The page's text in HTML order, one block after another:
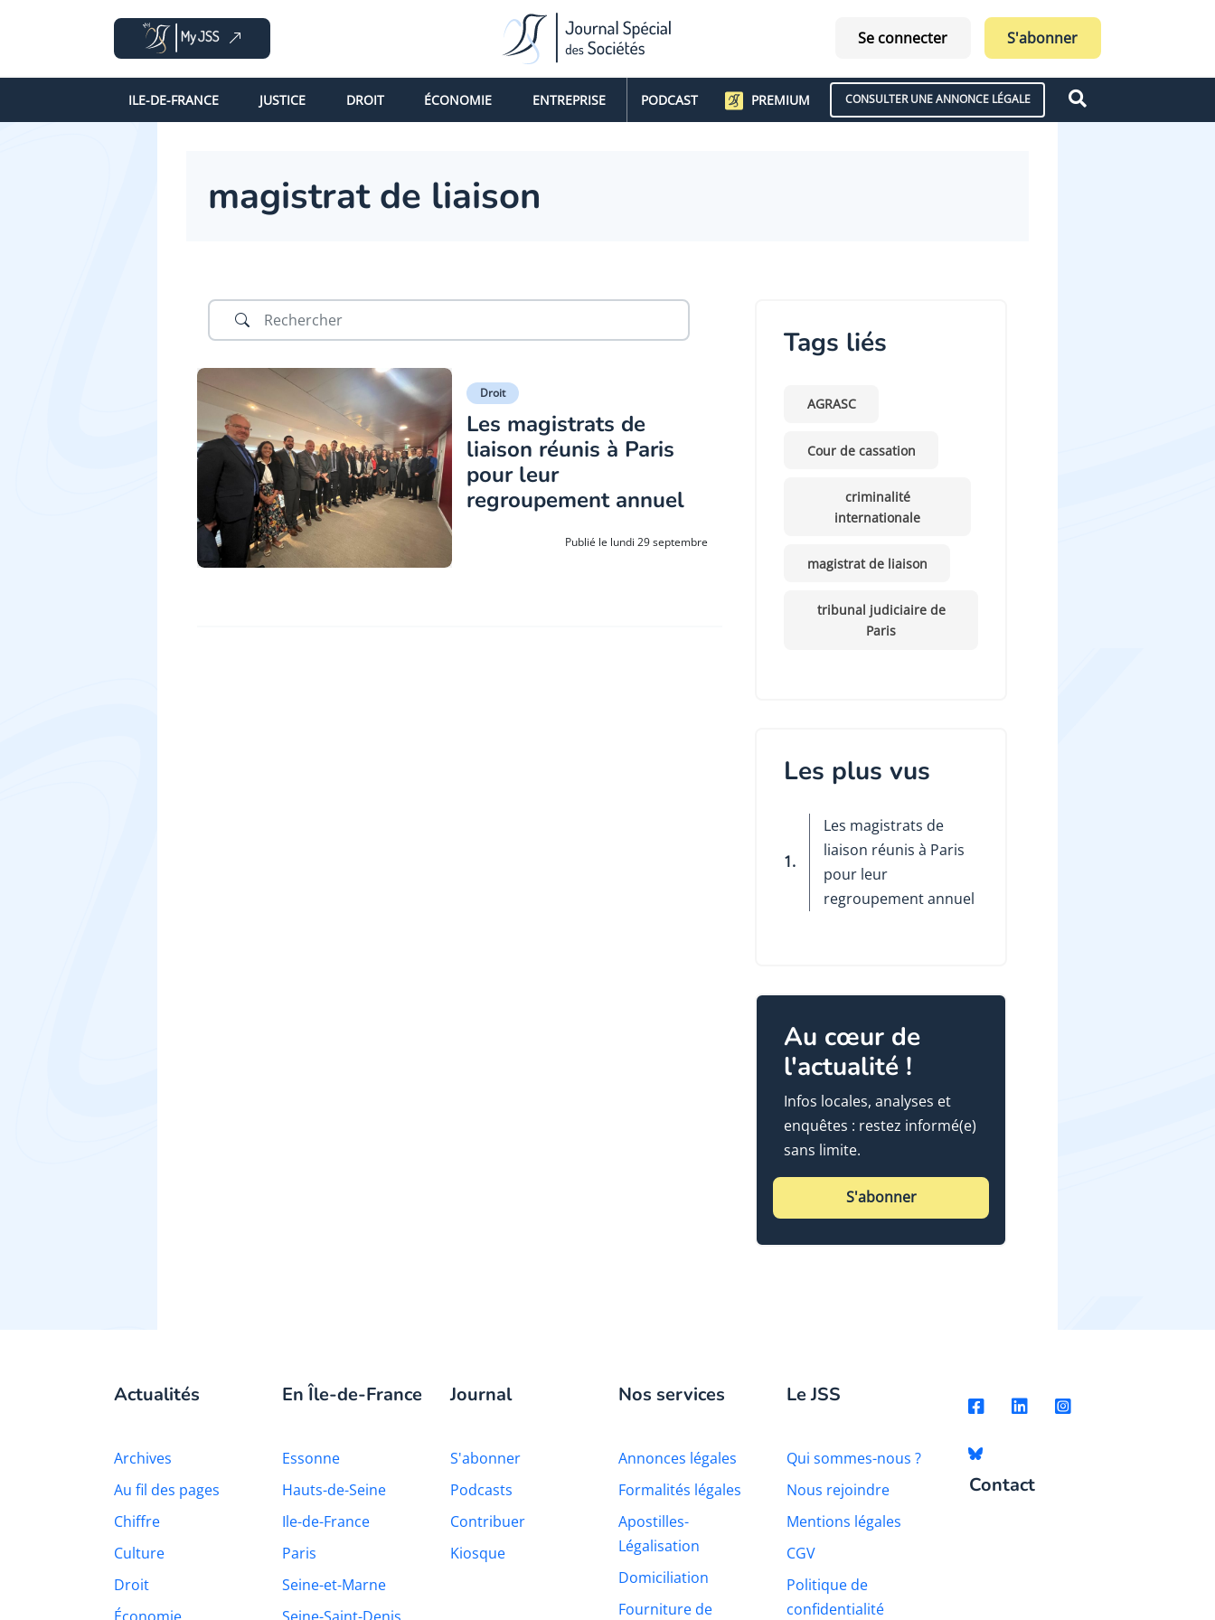
Se connecter S'abonner
ILE-DE-FRANCE JUSTICE DROIT ÉCONOMIE ENTREPRISE PODCAST PREMIUM CONSULTER UNE ANNONCE LÉGALE
magistrat de liaison
Droit
Les magistrats de
liaison réunis à Paris
pour leur
regroupement annuel
Publié le lundi 29 septembre
Tags liés
AGRASC
Cour de cassation
criminalité
internationale
magistrat de liaison
tribunal judiciaire de
Paris
Les plus vus
1.
Les magistrats de
liaison réunis à Paris
pour leur
regroupement annuel
Au cœur de
l'actualité !
Infos locales, analyses et
enquêtes : restez informé(e)
sans limite.
S'abonner
Actualités
Archives
Au fil des pages
Chiffre
Culture
Droit
En Île-de-France
Essonne
Hauts-de-Seine
Ile-de-France
Paris
Seine-et-Marne
Journal
S'abonner
Podcasts
Contribuer
Kiosque
Nos services
Annonces légales
Formalités légales
Apostilles-
Légalisation
Domiciliation
Fourniture de
Le JSS
Qui sommes-nous ?
Nous rejoindre
Mentions légales
CGV
Politique de
confidentialité
Contact